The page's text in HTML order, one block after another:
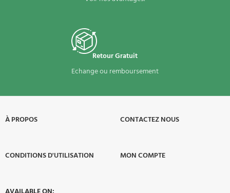
Retour Gratuit
Echange ou remboursement
À PROPOS​
CONDITIONS D'UTILISATION
CONTACTEZ NOUS
MON COMPTE